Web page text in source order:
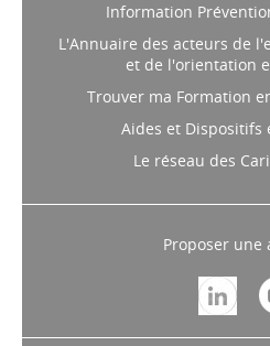
Information
L'Annuaire des acteurs de
et de l'orientation
Trouver ma Formation
Aides et Dispositifs
Le réseau des
Proposer une